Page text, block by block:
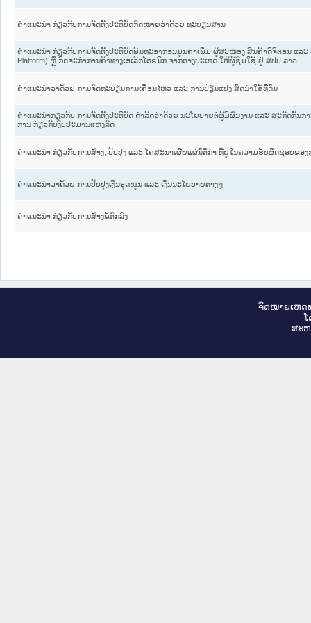
ຄຳແນະນຳ ກ່ຽວກັບການຈັດຕັ້ງປະຕິບັດກົດໝາຍວ່າດ້ວຍ ທະບຽນສານ
ຄຳແນະນຳ ກ່ຽວກັບການຈັດຕັ້ງປະຕິບັດພັນທະອາກອນມູນຄ່າເພີ່ມ ຜູ້ສະໜອງ ສິນຄ້າດີຈິຕອນ ແລະ
Platform) ຫຼື ກິດຈະກຳການຄ້າທາງເອເລັກໂຕຣນິກ ຈາກຕ່າງປະເທດ ໃຫ້ຜູ້ຊົມໃຊ້ ຢູ່ ສປປ ລາວ
ຄຳແນະນຳວ່າດ້ວຍ ການຈົດທະບຽນການເຄື່ອນໄຫວ ແລະ ການປ່ຽນແປງ ສິດນຳໃຊ້ທີ່ດິນ
ຄຳແນະນຳກ່ຽວກັບ ການຈັດຕັ້ງປະຕິບັດ ດຳລັດວ່າດ້ວຍ ນະໂຍບາຍຕໍ່ຜູ້ມີຜົນງານ ແລະ ສະກັດກັ້ນ
ການ ກ່ຽວກັບງົບປະມານແຫ່ງລັດ
ຄຳແນະນຳ ກ່ຽວກັບການສ້າງ, ປັບປຸງ ແລະ ໂຄສະນາເຜີຍແຜ່ນິຕິກຳ ທີ່ຢູ່ໃນຄວາມຮັບຜິດຊອບຂອງ
ຄຳແນະນຳວ່າດ້ວຍ ການປັບປຸງເງິນອຸດໜູນ ແລະ ເງິນນະໂຍບາຍຕ່າງໆ
ຄຳແນະນຳ ກ່ຽວກັບການສ້າງຂໍ້ຕົກລົງ
ຈົດ​ໝາຍ​ເຫດ​
ສະ​ຫ